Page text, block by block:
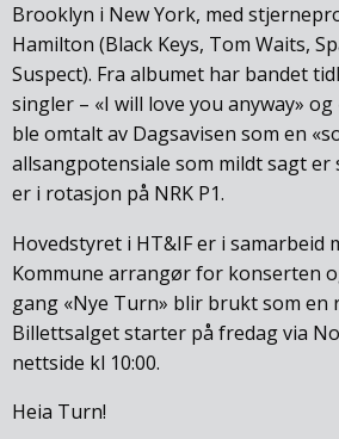
Brooklyn i New York, med
Hamilton (Black Keys, Tom Waits,
Suspect). Fra albumet har bandet
singler – «I will love you anyway» og
ble omtalt av Dagsavisen som en
allsangpotensiale som mildt sagt er
er i rotasjon på NRK P1.
Hovedstyret i HT&IF er i samarbeid
Kommune arrangør for konserten
gang «Nye Turn» blir brukt som en
Billettsalget starter på fredag via
nettside kl 10:00.
Heia Turn!